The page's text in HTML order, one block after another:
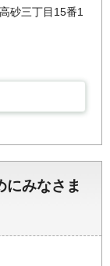
砂三丁目15番1
にみなさま